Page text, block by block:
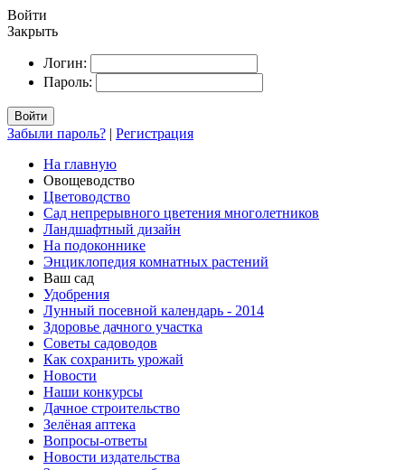
Войти
Закрыть
Логин:
Пароль:
Войти
Забыли пароль? | Регистрация
На главную
Овощеводство
Цветоводство
Сад непрерывного цветения многолетников
Ландшафтный дизайн
На подоконнике
Энциклопедия комнатных растений
Ваш сад
Удобрения
Лунный посевной календарь - 2014
Здоровье дачного участка
Советы садоводов
Как сохранить урожай
Новости
Наши конкурсы
Дачное строительство
Зелёная аптека
Вопросы-ответы
Новости издательства